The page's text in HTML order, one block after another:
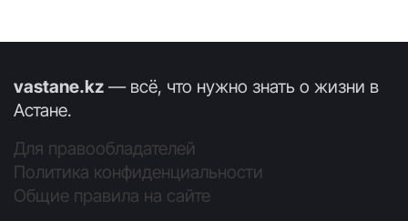
vastane.kz — всё, что нужно знать о жизни в
Астане.
Для правообладателей
Политика конфиденциальности
Общие правила на сайте